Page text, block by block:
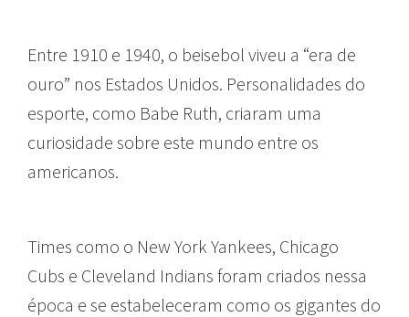
Entre 1910 e 1940, o beisebol viveu a “era de
ouro” nos Estados Unidos. Personalidades do
esporte, como Babe Ruth, criaram uma
curiosidade sobre este mundo entre os
americanos.
Times como o New York Yankees, Chicago
Cubs e Cleveland Indians foram criados nessa
época e se estabeleceram como os gigantes do